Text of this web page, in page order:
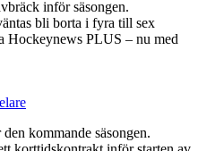
inför säsongen.
bli borta i fyra till sex
Hockeynews PLUS – nu med
kommande säsongen.